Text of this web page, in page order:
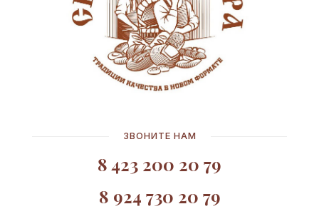
ЗВОНИТЕ НАМ
8 423 200 20 79
8 924 730 20 79